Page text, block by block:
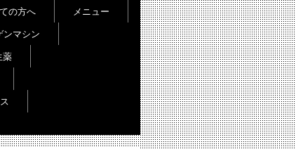
の方へ メニュー
ンマシン
薬